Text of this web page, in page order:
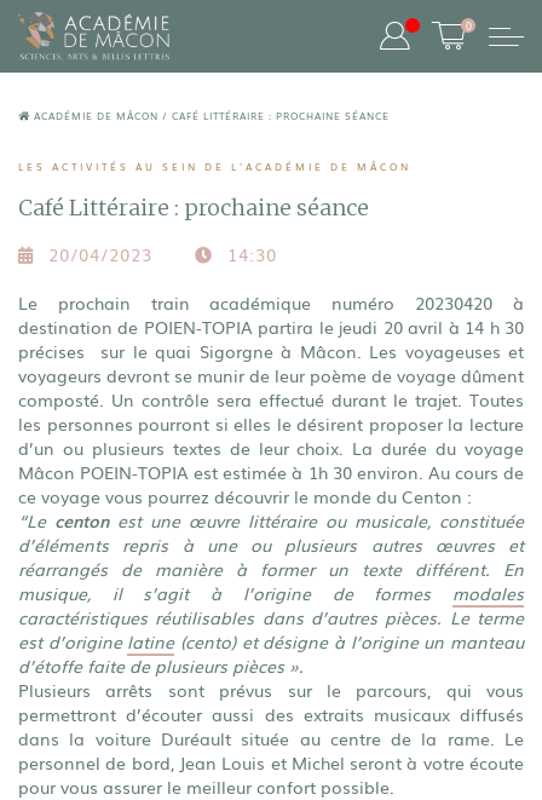
0
ACADÉMIE DE MÂCON / CAFÉ LITTÉRAIRE : PROCHAINE SÉANCE
LES ACTIVITÉS AU SEIN DE L'ACADÉMIE DE MÂCON
Café Littéraire : prochaine séance
20/04/2023
14:30
Le prochain train académique numéro 20230420 à
destination de POIEN-TOPIA partira le jeudi 20 avril à 14 h 30
précises sur le quai Sigorgne à Mâcon. Les voyageuses et
voyageurs devront se munir de leur poème de voyage dûment
composté. Un contrôle sera effectué durant le trajet. Toutes
les personnes pourront si elles le désirent proposer la lecture
d’un ou plusieurs textes de leur choix. La durée du voyage
Mâcon POEIN-TOPIA est estimée à 1h 30 environ. Au cours de
ce voyage vous pourrez découvrir le monde du Centon :
“Le centonest une œuvre littéraire ou musicale, constituée
d’éléments repris à une ou plusieurs autres œuvres et
réarrangés de manière à former un texte différent. En
musique, il s’agit à l’origine de formes modales
caractéristiques réutilisables dans d’autres pièces. Le terme
est d’origine latine(cento) et désigne à l’origine un manteau
d’étoffe faite de plusieurs pièces ».
Plusieurs arrêts sont prévus sur le parcours, qui vous
permettront d’écouter aussi des extraits musicaux diffusés
dans la voiture Duréault située au centre de la rame. Le
personnel de bord, Jean Louis et Michel seront à votre écoute
pour vous assurer le meilleur confort possible.